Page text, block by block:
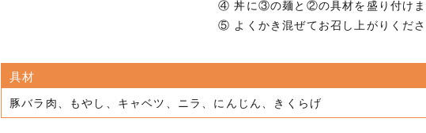
④ 丼に③の麺と②の具材を盛り付けま
⑤ よくかき混ぜてお召し上がりくださ
具材
豚バラ肉、もやし、キャベツ、ニラ、にんじん、きくらげ